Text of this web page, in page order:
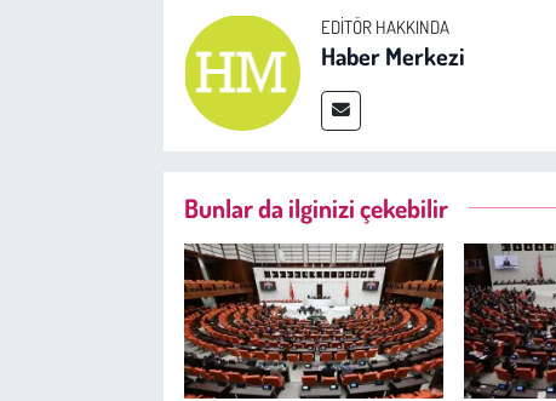
EDITÖR HAKKINDA
Haber Merkezi
Bunlar da ilginizi çekebilir